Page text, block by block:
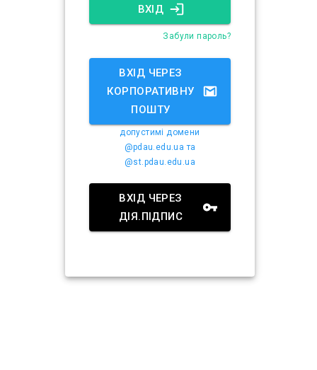
ВХІД
Забули пароль?
ВХІД ЧЕРЕЗ
КОРПОРАТИВНУ
ПОШТУ
допустимі домени
@pdau.edu.ua та
@st.pdau.edu.ua
ВХІД ЧЕРЕЗ
ДІЯ.ПІДПИС